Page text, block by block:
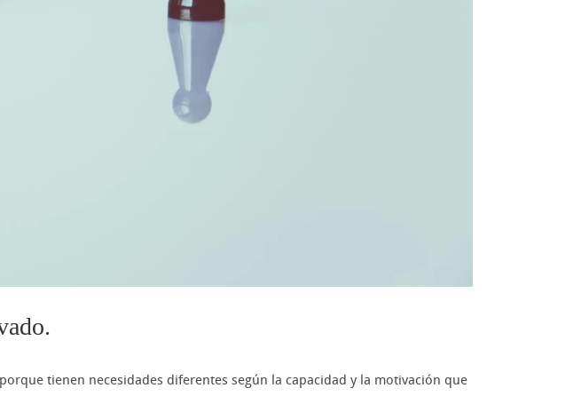
tienen necesidades diferentes según la capacidad y la motivación que